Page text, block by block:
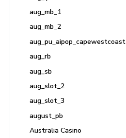
aug_mb_1
aug_mb_2
aug_pu_aipop_capewestcoast
aug_rb
aug_sb
aug_slot_2
aug_slot_3
august_pb
Australia Casino